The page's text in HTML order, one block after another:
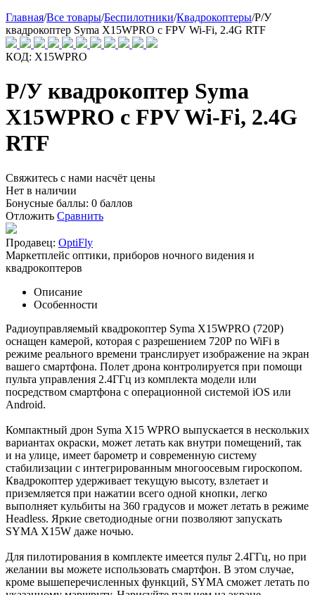
Главная/Все товары/Беспилотники/Квадрокоптеры/Р/У
квадрокоптер Syma X15WPRO с FPV Wi-Fi, 2.4G RTF
КОД: X15WPRO
Р/У квадрокоптер Syma
X15WPRO с FPV Wi-Fi, 2.4G
RTF
Свяжитесь с нами насчёт цены
Нет в наличии
Бонусные баллы: 0 баллов
Отложить Сравнить
Продавец: OptiFly
Маркетплейс оптики, приборов ночного видения и
квадрокоптеров
Описание
Особенности
Радиоуправляемый квадрокоптер Syma X15WPRO (720P)
оснащен камерой, которая с разрешением 720Р по WiFi в
режиме реального времени транслирует изображение на экран
вашего смартфона. Полет дрона контролируется при помощи
пульта управления 2.4ГГц из комплекта модели или
посредством смартфона с операционной системой iOS или
Android.
Компактный дрон Syma X15 WPRO выпускается в нескольких
вариантах окраски, может летать как внутри помещений, так
и на улице, имеет барометр и современную систему
стабилизации с интегрированным многоосевым гироскопом.
Квадрокоптер удерживает текущую высоту, взлетает и
приземляется при нажатии всего одной кнопки, легко
выполняет кульбиты на 360 градусов и может летать в режиме
Headless. Яркие светодиодные огни позволяют запускать
SYMA X15W даже ночью.
Для пилотирования в комплекте имеется пульт 2.4ГГц, но при
желании вы можете использовать смартфон. В этом случае,
кроме вышеперечисленных функций, SYMA сможет летать по